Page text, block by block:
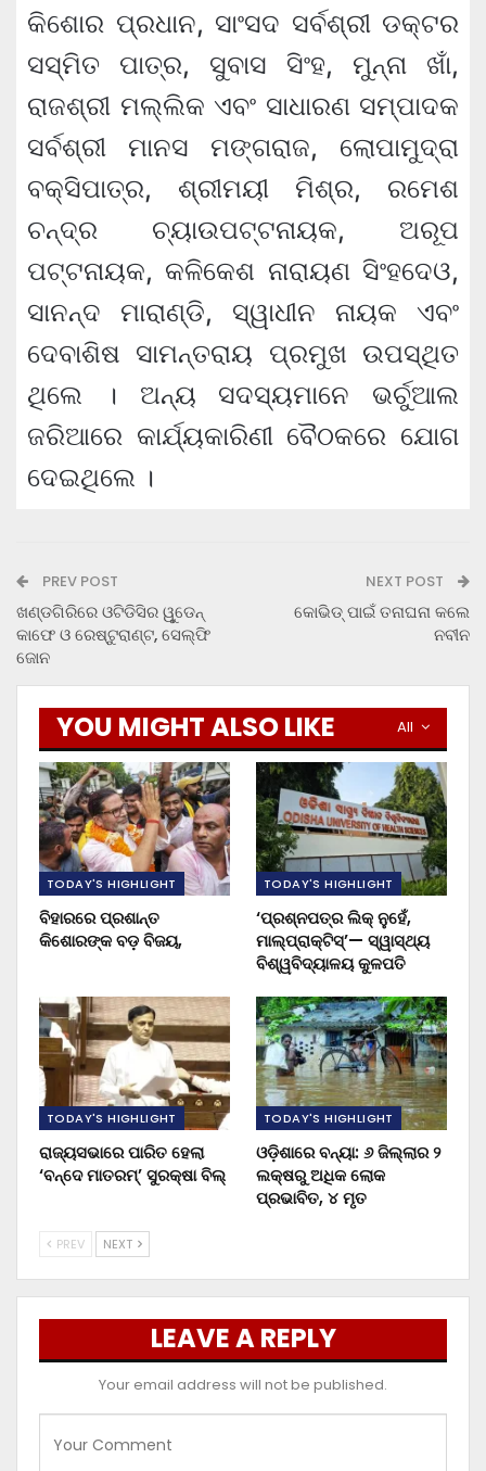
କିଶୋର ପ୍ରଧାନ, ସାଂସଦ ସର୍ବଶ୍ରୀ ଡକ୍ଟର
ସସ୍ମିତ ପାତ୍ର, ସୁବାସ ସିଂହ, ମୁନ୍ନା ଖାଁ,
ରାଜଶ୍ରୀ ମଲ୍ଲିକ ଏବଂ ସାଧାରଣ ସମ୍ପାଦକ
ସର୍ବଶ୍ରୀ ମାନସ ମଙ୍ଗରାଜ, ଲୋପାମୁଦ୍ରା
ବକ୍ସିପାତ୍ର, ଶ୍ରୀମୟୀ ମିଶ୍ର, ରମେଶ
ଚନ୍ଦ୍ର ଚ୍ୟାଉପଟ୍ଟନାୟକ, ଅରୂପ
ପଟ୍ଟନାୟକ, କଳିକେଶ ନାରାୟଣ ସିଂହଦେଓ,
ସାନନ୍ଦ ମାରାଣ୍ଡି, ସ୍ୱାଧୀନ ନାୟକ ଏବଂ
ଦେବାଶିଷ ସାମନ୍ତରାୟ ପ୍ରମୁଖ ଉପସ୍ଥିତ
ଥିଲେ । ଅନ୍ୟ ସଦସ୍ୟମାନେ ଭର୍ଚୁଆଲ
ଜରିଆରେ କାର୍ଯ୍ୟକାରିଣୀ ବୈଠକରେ ଯୋଗ
ଦେଇଥିଲେ ।
PREV POST
ଖଣ୍ଡଗିରିରେ ଓଟିଡିସିର ୱୁଡେନ୍
କାଫେ ଓ ରେଷ୍ଟୁରାଣ୍ଟ, ସେଲ୍‌ଫି
ଜୋନ
NEXT POST
କୋଭିଡ୍ ପାଇଁ ତନାଘନା କଲେ
ନବୀନ
All
YOU MIGHT ALSO LIKE
TODAY'S HIGHLIGHT
ବିହାରରେ ପ୍ରଶାନ୍ତ
କିଶୋରଙ୍କ ବଡ଼ ବିଜୟ,
TODAY'S HIGHLIGHT
‘ପ୍ରଶ୍ନପତ୍ର ଲିକ୍ ନୁହେଁ,
ମାଲ୍‌ପ୍ରାକ୍ଟିସ୍’— ସ୍ୱାସ୍ଥ୍ୟ
ବିଶ୍ୱବିଦ୍ୟାଳୟ କୁଳପତି
TODAY'S HIGHLIGHT
ରାଜ୍ୟସଭାରେ ପାରିତ ହେଲା
‘ବନ୍ଦେ ମାତରମ୍’ ସୁରକ୍ଷା ବିଲ୍
TODAY'S HIGHLIGHT
ଓଡ଼ିଶାରେ ବନ୍ୟା: ୬ ଜିଲ୍ଲାର ୨
ଲକ୍ଷରୁ ଅଧିକ ଲୋକ
ପ୍ରଭାବିତ, ୪ ମୃତ
PREV NEXT
LEAVE A REPLY
Your email address will not be published.